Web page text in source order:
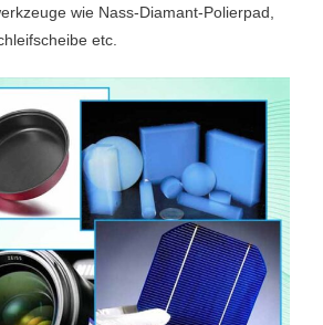
wie Nass-Diamant-Polierpad,
etc.